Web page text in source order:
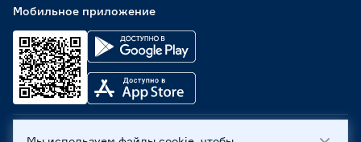
Мобильное приложение